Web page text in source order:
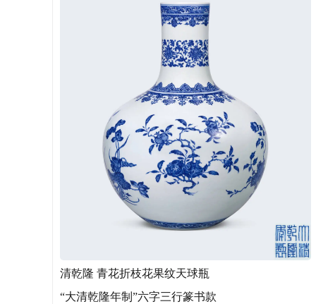
清乾隆 青花折枝花果纹天球瓶
“大清乾隆年制”六字三行篆书款